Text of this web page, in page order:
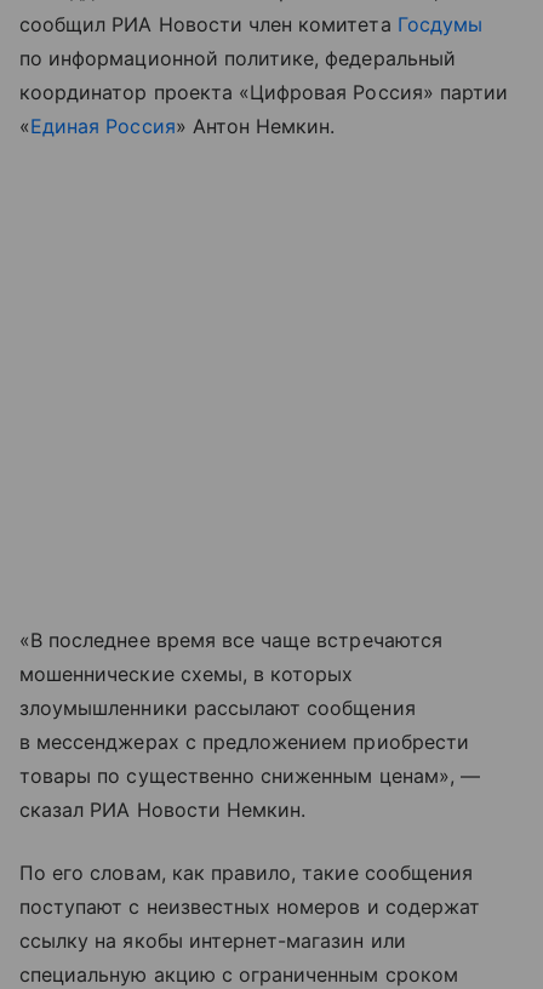
сообщил РИА Новости член комитета Госдумы
по информационной политике, федеральный
координатор проекта «Цифровая Россия» партии
«Единая Россия» Антон Немкин.
«В последнее время все чаще встречаются
мошеннические схемы, в которых
злоумышленники рассылают сообщения
в мессенджерах с предложением приобрести
товары по существенно сниженным ценам», —
сказал РИА Новости Немкин.
По его словам, как правило, такие сообщения
поступают с неизвестных номеров и содержат
ссылку на якобы интернет-магазин или
специальную акцию с ограниченным сроком